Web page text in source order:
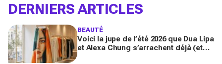
DERNIERS ARTICLES
BEAUTÉ
Voici la jupe de l’été 2026 que Dua Lipa
et Alexa Chung s’arrachent déjà (et